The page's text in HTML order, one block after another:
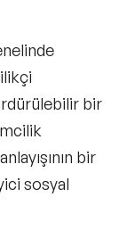
bir
bir
sosyal